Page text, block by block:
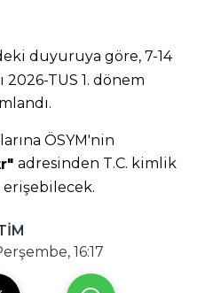
duyuruya göre, 7-14
2026-TUS 1. dönem
ÖSYM'nin
adresinden T.C. kimlik
erişebilecek.
16:17